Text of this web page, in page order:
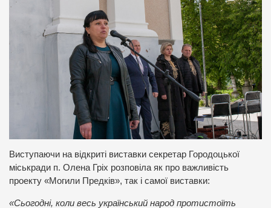
Виступаючи на відкриті виставки секретар Городоцької
міськради п. Олена Гріх розповіла як про важливість
проекту «Могили Предків», так і самої виставки:
«Сьогодні, коли весь український народ протистоїть